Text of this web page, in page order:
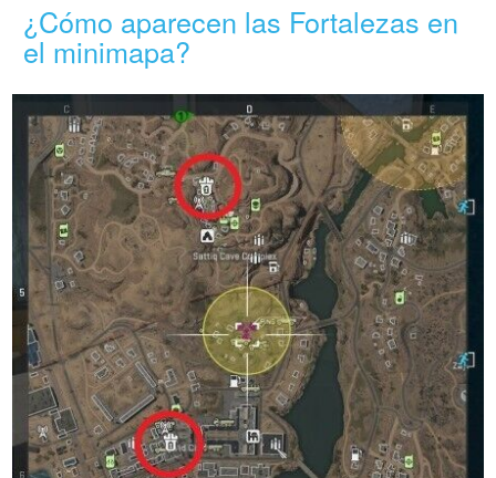
¿Cómo aparecen las Fortalezas en
el minimapa?